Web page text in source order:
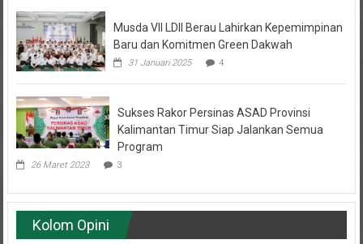
Baru dan Komitmen Green Dakwah
31 Januari 2025 4
Kalimantan Timur Siap Jalankan Semua
Program
26 Maret 2023 3
Kolom Opini